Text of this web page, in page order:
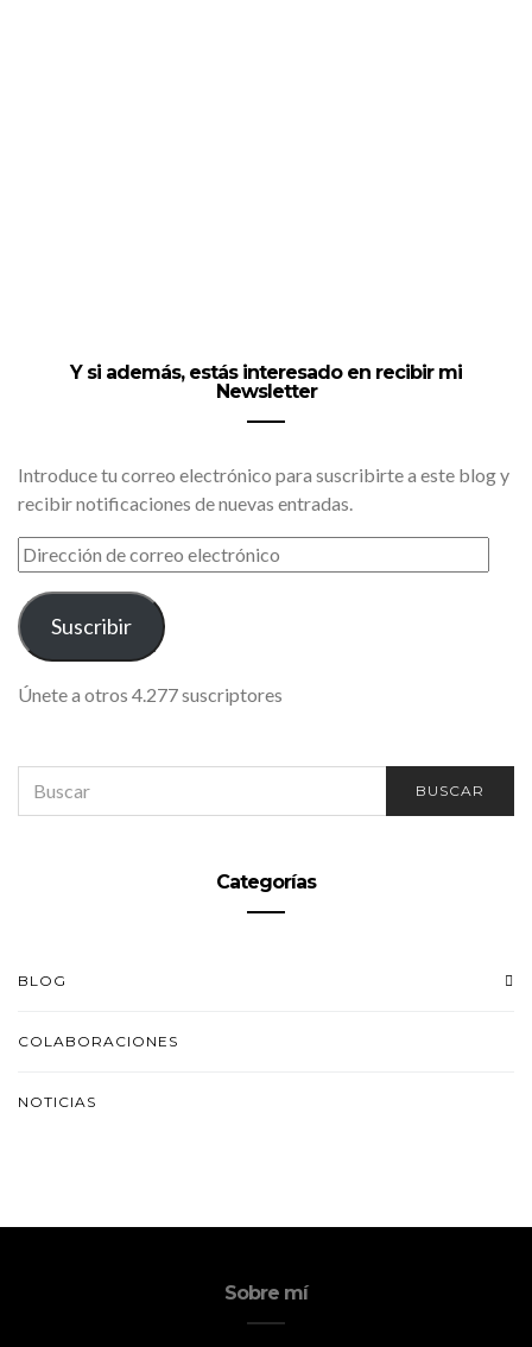
Y si además, estás interesado en recibir mi
Newsletter
Introduce tu correo electrónico para suscribirte a este blog y
recibir notificaciones de nuevas entradas.
DIRECCIÓN
DE
CORREO
ELECTRÓNICO
Suscribir
Únete a otros 4.277 suscriptores
FOR:
BUSCAR
Categorías
BLOG
COLABORACIONES
NOTICIAS
Sobre mí